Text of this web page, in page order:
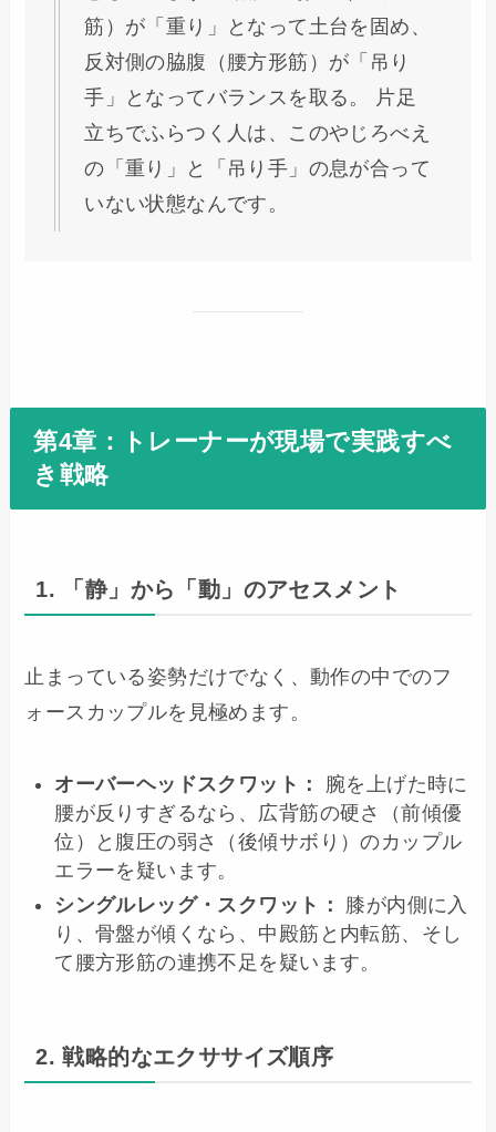
筋）が「重り」となって土台を固め、
反対側の脇腹（腰方形筋）が「吊り
手」となってバランスを取る。 片足
立ちでふらつく人は、このやじろべえ
の「重り」と「吊り手」の息が合って
いない状態なんです。
第4章：トレーナーが現場で実践すべ
き戦略
1. 「静」から「動」のアセスメント
止まっている姿勢だけでなく、動作の中でのフ
ォースカップルを見極めます。
オーバーヘッドスクワット：
腕を上げた時に
腰が反りすぎるなら、広背筋の硬さ（前傾優
位）と腹圧の弱さ（後傾サボり）のカップル
エラーを疑います。
シングルレッグ・スクワット：
膝が内側に入
り、骨盤が傾くなら、中殿筋と内転筋、そし
て腰方形筋の連携不足を疑います。
2. 戦略的なエクササイズ順序